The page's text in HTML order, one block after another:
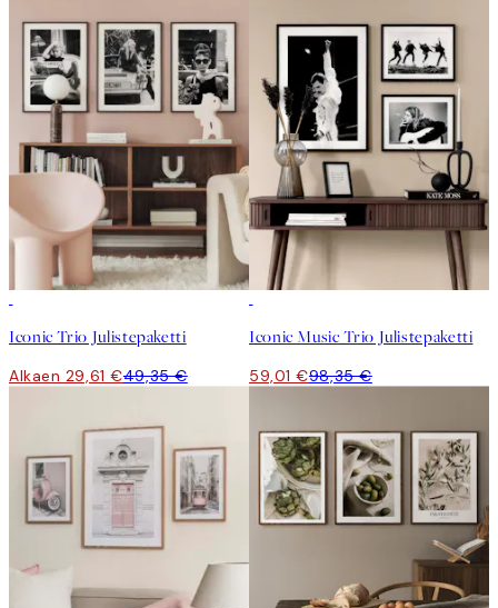
Iconic Trio Julistepaketti
Alkaen 29,61 €49,35 €
Iconic Music Trio Julistepaketti
59,01 €98,35 €